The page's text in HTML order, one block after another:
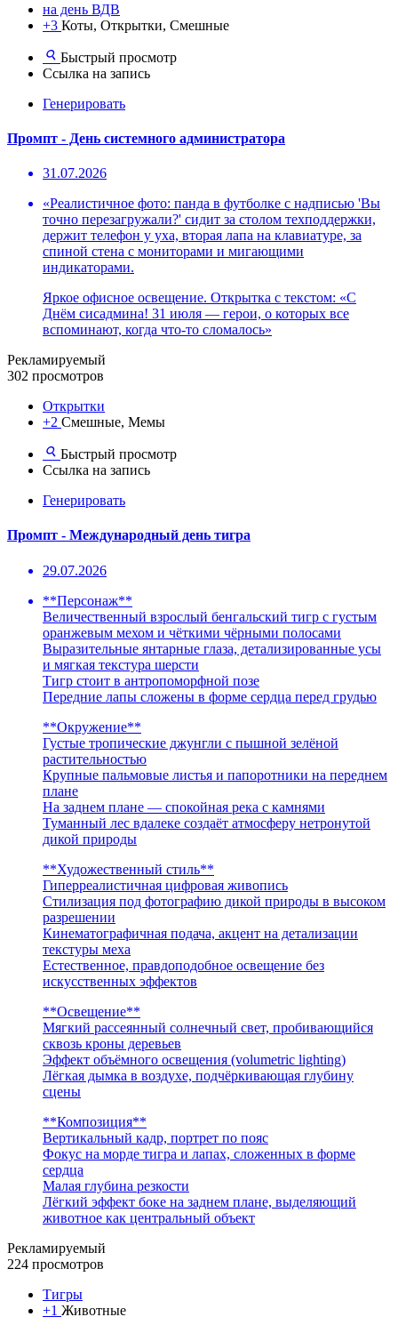
на день ВДВ
+3 Коты, Открытки, Смешные
Быстрый просмотр
Ссылка на запись
Генерировать
Промпт - День системного администратора
31.07.2026
«Реалистичное фото: панда в футболке с надписью 'Вы
точно перезагружали?' сидит за столом техподдержки,
держит телефон у уха, вторая лапа на клавиатуре, за
спиной стена с мониторами и мигающими
индикаторами.
Яркое офисное освещение. Открытка с текстом: «С
Днём сисадмина! 31 июля — герои, о которых все
вспоминают, когда что-то сломалось»
Рекламируемый
302 просмотров
Открытки
+2 Смешные, Мемы
Быстрый просмотр
Ссылка на запись
Генерировать
Промпт - Международный день тигра
29.07.2026
**Персонаж**
Величественный взрослый бенгальский тигр с густым
оранжевым мехом и чёткими чёрными полосами
Выразительные янтарные глаза, детализированные усы
и мягкая текстура шерсти
Тигр стоит в антропоморфной позе
Передние лапы сложены в форме сердца перед грудью
**Окружение**
Густые тропические джунгли с пышной зелёной
растительностью
Крупные пальмовые листья и папоротники на переднем
плане
На заднем плане — спокойная река с камнями
Туманный лес вдалеке создаёт атмосферу нетронутой
дикой природы
**Художественный стиль**
Гиперреалистичная цифровая живопись
Стилизация под фотографию дикой природы в высоком
разрешении
Кинематографичная подача, акцент на детализации
текстуры меха
Естественное, правдоподобное освещение без
искусственных эффектов
**Освещение**
Мягкий рассеянный солнечный свет, пробивающийся
сквозь кроны деревьев
Эффект объёмного освещения (volumetric lighting)
Лёгкая дымка в воздухе, подчёркивающая глубину
сцены
**Композиция**
Вертикальный кадр, портрет по пояс
Фокус на морде тигра и лапах, сложенных в форме
сердца
Малая глубина резкости
Лёгкий эффект боке на заднем плане, выделяющий
животное как центральный объект
Рекламируемый
224 просмотров
Тигры
+1 Животные